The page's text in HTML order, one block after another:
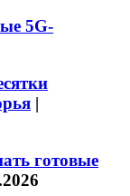
5G-
|
готовые